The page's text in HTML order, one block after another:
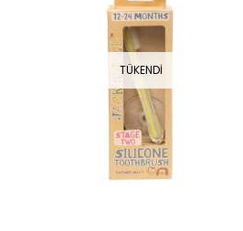
TÜKENDI